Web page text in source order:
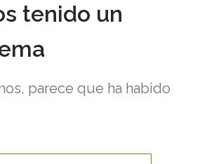
tenido un
parece que ha habido